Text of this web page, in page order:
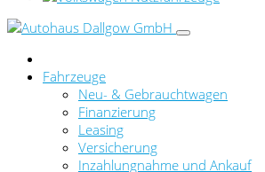
Fahrzeuge
Neu- & Gebrauchtwagen
Finanzierung
Leasing
Versicherung
Inzahlungnahme und Ankauf